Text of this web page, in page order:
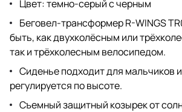
Цвет: темно-серый с черным
Беговел-трансформер R-WINGS
быть, как двухколёсным или
так и трёхколесным велосипедом.
Сиденье подходит для мальчиков
регулируется по высоте.
Съемный защитный козырек от